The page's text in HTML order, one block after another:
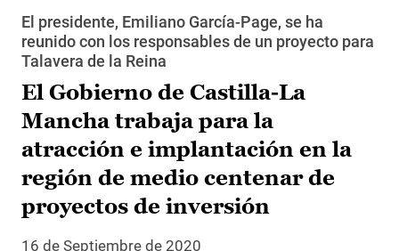
El presidente, Emiliano García-Page, se ha
reunido con los responsables de un proyecto para
Talavera de la Reina
El Gobierno de Castilla-La
Mancha trabaja para la
atracción e implantación en la
región de medio centenar de
proyectos de inversión
16 de Septiembre de 2020